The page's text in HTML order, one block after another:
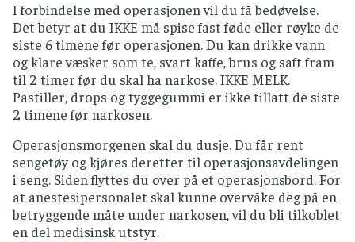
I forbindelse med operasjonen vil du få bedøvelse.
Det betyr at du IKKE må spise fast føde eller røyke de
siste 6 timene før operasjonen. Du kan drikke vann
og klare væsker som te, svart kaffe, brus og saft fram
til 2 timer før du skal ha narkose. IKKE MELK.
Pastiller, drops og tyggegummi er ikke tillatt de siste
2 timene før narkosen.
Operasjonsmorgenen skal du dusje. Du får rent
sengetøy og kjøres deretter til operasjonsavdelingen
i seng. Siden flyttes du over på et operasjonsbord. For
at anestesipersonalet skal kunne overvåke deg på en
betryggende måte under narkosen, vil du bli tilkoblet
en del medisinsk utstyr.